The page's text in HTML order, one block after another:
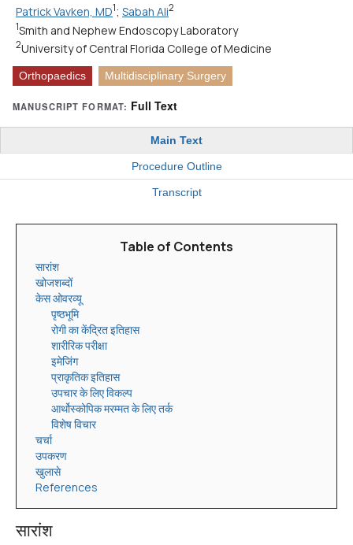
Patrick Vavken, MD1; Sabah Ali2
1Smith and Nephew Endoscopy Laboratory
2University of Central Florida College of Medicine
Orthopaedics Multidisciplinary Surgery
MANUSCRIPT FORMAT: Full Text
Main Text
Procedure Outline
Transcript
Table of Contents
सारांश
खोजशब्दों
केस ओवरव्यू
पृष्ठभूमि
रोगी का केंद्रित इतिहास
शारीरिक परीक्षा
इमेजिंग
प्राकृतिक इतिहास
उपचार के लिए विकल्प
आर्थोस्कोपिक मरम्मत के लिए तर्क
विशेष विचार
चर्चा
उपकरण
खुलासे
References
सारांश